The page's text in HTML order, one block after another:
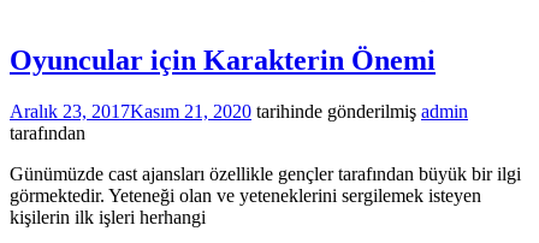
Oyuncular için Karakterin Önemi
Aralık 23, 2017Kasım 21, 2020 tarihinde gönderilmiş admin
tarafından
Günümüzde cast ajansları özellikle gençler tarafından büyük bir ilgi
görmektedir. Yeteneği olan ve yeteneklerini sergilemek isteyen
kişilerin ilk işleri herhangi